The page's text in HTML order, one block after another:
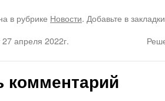
в рубрике Новости. Добавьте в
апреля 2022г.
комментарий